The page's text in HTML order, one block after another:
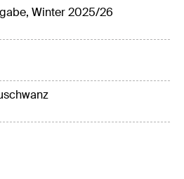
Winter 2025/26